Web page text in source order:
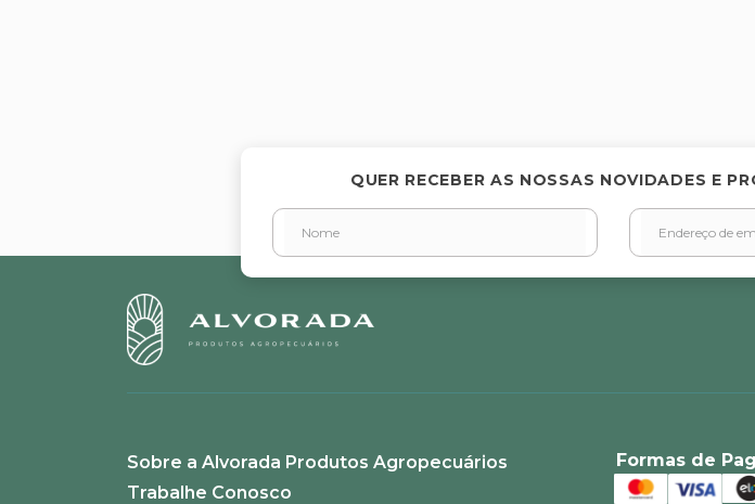
QUER RECEBER AS NOSSAS NOVIDADES E
Sobre a Alvorada Produtos Agropecuários
Trabalhe Conosco
Formas de